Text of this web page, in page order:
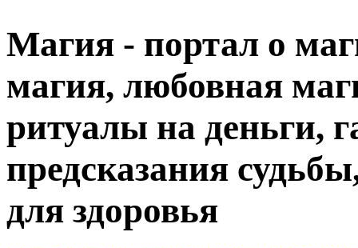
Магия - портал о
магия, любовная
ритуалы на деньги,
предсказания
для здоровья